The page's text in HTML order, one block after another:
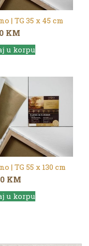
| TG 35 x 45 cm
KM
u korpu
| TG 55 x 130 cm
KM
u korpu